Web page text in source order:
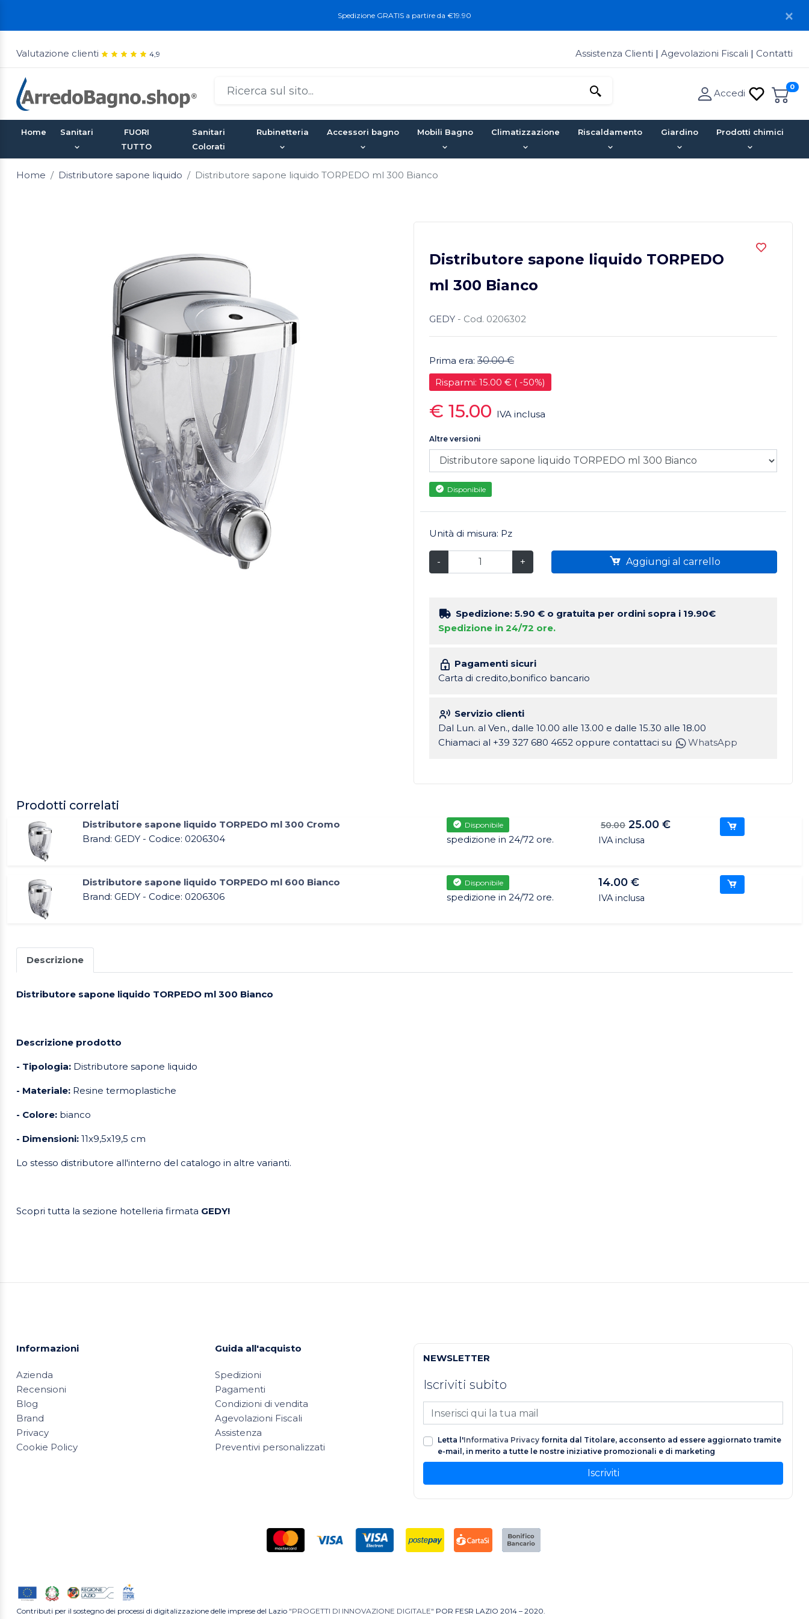
Spedizione GRATIS a partire da €19.90
Valutazione clienti 4,9 Assistenza Clienti | Agevolazioni Fiscali | Contatti
0
Accedi
Home Sanitari
FUORI
TUTTO
Sanitari
Colorati
Rubinetteria Accessori bagno Mobili Bagno Climatizzazione Riscaldamento Giardino Prodotti chimici
Home Distributore sapone liquido Distributore sapone liquido TORPEDO ml 300 Bianco
Distributore sapone liquido TORPEDO
ml 300 Bianco
GEDY - Cod. 0206302
Prima era: 30.00 €
Risparmi: 15.00 € ( -50%)
€ 15.00 IVA inclusa
Altre versioni
Disponibile
Unità di misura: Pz
- + Aggiungi al carrello
Spedizione: 5.90 €o gratuita per ordini sopra i 19.90€
Spedizione in 24/72 ore.
Pagamenti sicuri
Carta di credito,bonifico bancario
Servizio clienti
Dal Lun. al Ven., dalle 10.00 alle 13.00 e dalle 15.30 alle 18.00
Chiamaci al +39 327 680 4652 oppure contattaci su
WhatsApp
Prodotti correlati
Distributore sapone liquido TORPEDO ml 300 Cromo
Brand: GEDY - Codice: 0206304
Disponibile
spedizione in 24/72 ore.
50.00 25.00 €
IVA inclusa
Distributore sapone liquido TORPEDO ml 600 Bianco
Brand: GEDY - Codice: 0206306
Disponibile
spedizione in 24/72 ore.
14.00 €
IVA inclusa
Descrizione
Distributore sapone liquido TORPEDO ml 300 Bianco
Descrizione prodotto
- Tipologia: Distributore sapone liquido
- Materiale: Resine termoplastiche
- Colore: bianco
- Dimensioni: 11x9,5x19,5 cm
Lo stesso distributore all'interno del catalogo in altre varianti.
Scopri tutta la sezione hotelleria firmata GEDY!
Informazioni
Azienda
Recensioni
Blog
Brand
Privacy
Cookie Policy
Guida all'acquisto
Spedizioni
Pagamenti
Condizioni di vendita
Agevolazioni Fiscali
Assistenza
Preventivi personalizzati
NEWSLETTER
Iscriviti subito
Letta l'Informativa Privacy fornita dal Titolare, acconsento ad essere aggiornato tramite
e-mail, in merito a tutte le nostre iniziative promozionali e di marketing
Iscriviti
Contributi per il sostegno dei processi di digitalizzazione delle imprese del Lazio "PROGETTI DI INNOVAZIONE DIGITALE" POR FESR LAZIO 2014 – 2020.